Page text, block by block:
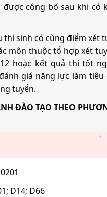
công bố sau khi có
thí sinh có cùng điểm xét
môn thuộc tổ hợp xét
hoặc kết quả thi tốt
giá năng lực làm tiêu
tuyển.
ĐÀO TẠO THEO
D14; D66